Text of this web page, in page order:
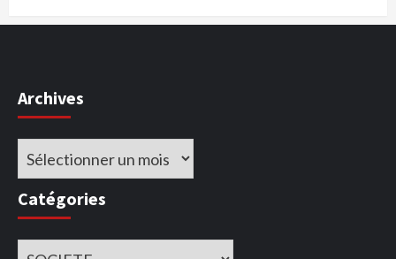
Archives
Archives
Catégories
Catégories